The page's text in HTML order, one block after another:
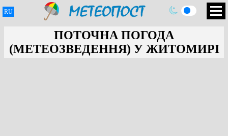
RU
ПОТОЧНА ПОГОДА
(МЕТЕОЗВЕДЕННЯ) У ЖИТОМИРІ